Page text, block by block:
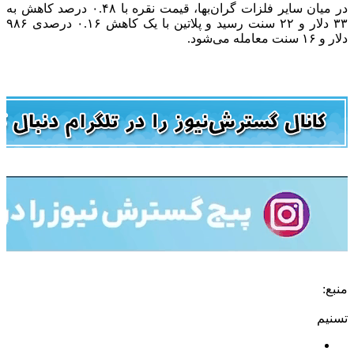
در میان سایر فلزات گران‌بها، قیمت نقره با ۰.۴۸ درصد کاهش به
۳۳ دلار و ۲۲ سنت رسید و پلاتین با یک کاهش ۰.۱۶ درصدی ۹۸۶
دلار و ۱۶ سنت معامله می‌شود.
منبع:
تسنیم